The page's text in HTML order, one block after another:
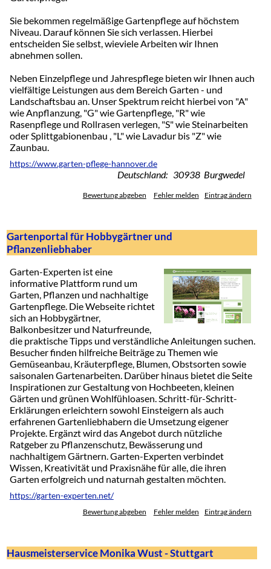
Sie bekommen regelmäßige Gartenpflege auf höchstem
Niveau. Darauf können Sie sich verlassen. Hierbei
entscheiden Sie selbst, wieviele Arbeiten wir Ihnen
abnehmen sollen.
Neben Einzelpflege und Jahrespflege bieten wir Ihnen auch
vielfältige Leistungen aus dem Bereich Garten - und
Landschaftsbau an. Unser Spektrum reicht hierbei von "A"
wie Anpflanzung, "G" wie Gartenpflege, "R" wie
Rasenpflege und Rollrasen verlegen, "S" wie Steinarbeiten
oder Splittgabionenbau , "L" wie Lavadur bis "Z" wie
Zaunbau.
https://www.garten-pflege-hannover.de
Deutschland: 30938 Burgwedel
Bewertung abgeben Fehler melden Eintrag ändern
Gartenportal für Hobbygärtner und
Pflanzenliebhaber
Garten-Experten ist eine
informative Plattform rund um
Garten, Pflanzen und nachhaltige
Gartenpflege. Die Webseite richtet
sich an Hobbygärtner,
Balkonbesitzer und Naturfreunde,
die praktische Tipps und verständliche Anleitungen suchen.
Besucher finden hilfreiche Beiträge zu Themen wie
Gemüseanbau, Kräuterpflege, Blumen, Obstsorten sowie
saisonalen Gartenarbeiten. Darüber hinaus bietet die Seite
Inspirationen zur Gestaltung von Hochbeeten, kleinen
Gärten und grünen Wohlfühloasen. Schritt-für-Schritt-
Erklärungen erleichtern sowohl Einsteigern als auch
erfahrenen Gartenliebhabern die Umsetzung eigener
Projekte. Ergänzt wird das Angebot durch nützliche
Ratgeber zu Pflanzenschutz, Bewässerung und
nachhaltigem Gärtnern. Garten-Experten verbindet
Wissen, Kreativität und Praxisnähe für alle, die ihren
Garten erfolgreich und naturnah gestalten möchten.
https://garten-experten.net/
Bewertung abgeben Fehler melden Eintrag ändern
Hausmeisterservice Monika Wust - Stuttgart